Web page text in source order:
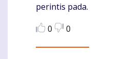
perintis pada.
0
0